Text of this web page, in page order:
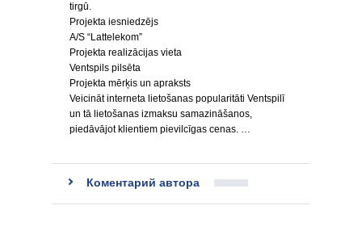
tirgū.
Projekta iesniedzējs
A/S “Lattelekom”
Projekta realizācijas vieta
Ventspils pilsēta
Projekta mērķis un apraksts
Veicināt interneta lietošanas popularitāti Ventspilī
un tā lietošanas izmaksu samazināšanos,
piedāvājot klientiem pievilcīgas cenas. …
Коментарий автора